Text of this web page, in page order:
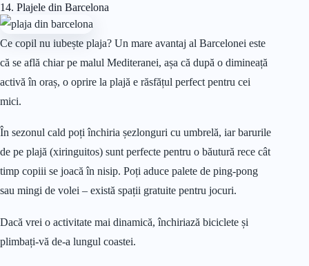
14. Plajele din Barcelona
Ce copil nu iubește plaja? Un mare avantaj al Barcelonei este
că se află chiar pe malul Mediteranei, așa că după o dimineață
activă în oraș, o oprire la plajă e răsfățul perfect pentru cei
mici.
În sezonul cald poți închiria șezlonguri cu umbrelă, iar barurile
de pe plajă (xiringuitos) sunt perfecte pentru o băutură rece cât
timp copiii se joacă în nisip. Poți aduce palete de ping-pong
sau mingi de volei – există spații gratuite pentru jocuri.
Dacă vrei o activitate mai dinamică, închiriază biciclete și
plimbați-vă de-a lungul coastei.